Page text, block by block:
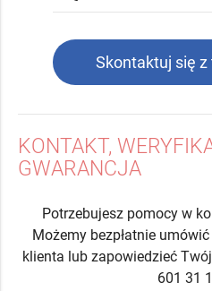
Skontaktuj się
KONTAKT,
GWARANCJA
Potrzebujesz pomocy w
Możemy bezpłatnie
klienta lub zapowiedzieć
601 31